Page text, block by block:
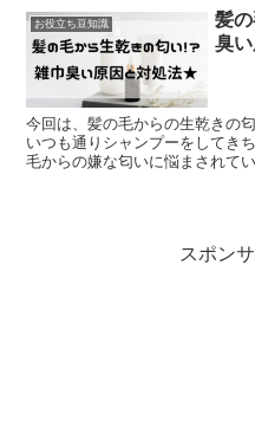
お役立ち豆知識
髪
臭
今回は、髪の毛からの生乾きの
いつも通りシャンプーをしてき
毛からの嫌な匂いに悩まされて
スポン